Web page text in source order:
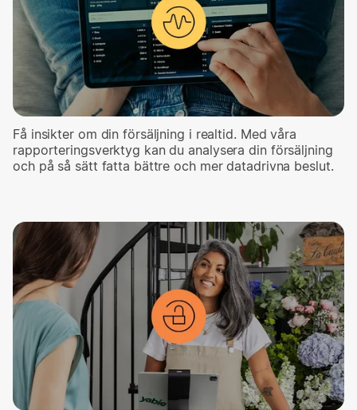
Få insikter om din försäljning i realtid. Med våra
rapporteringsverktyg kan du analysera din försäljning
och på så sätt fatta bättre och mer datadrivna beslut.